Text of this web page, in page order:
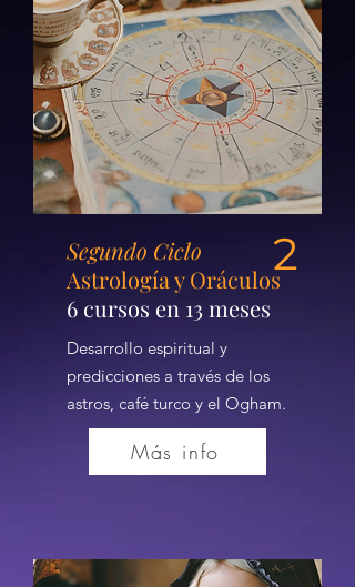
Segundo Ciclo
Astrología y Oráculos
6 cursos en 13 meses
2
Desarrollo espiritual y
predicciones a través de los
astros, café turco y el Ogham.
Más info